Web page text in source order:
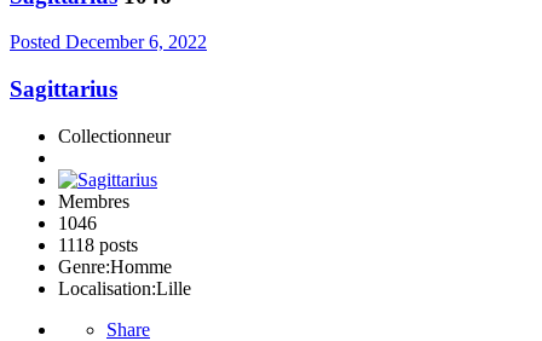
Posted December 6, 2022
Sagittarius
Collectionneur
Membres
1046
1118 posts
Genre:Homme
Localisation:Lille
Share